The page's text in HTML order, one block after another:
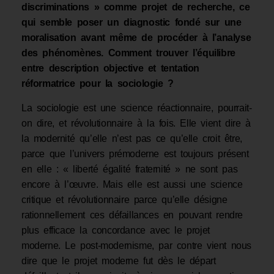
discriminations » comme projet de recherche, ce
qui semble poser un diagnostic fondé sur une
moralisation avant même de procéder à l’analyse
des phénomènes. Comment trouver l’équilibre
entre description objective et tentation
réformatrice pour la sociologie ?
La sociologie est une science réactionnaire, pourrait-
on dire, et révolutionnaire à la fois. Elle vient dire à
la modernité qu’elle n’est pas ce qu’elle croit être,
parce que l’univers prémoderne est toujours présent
en elle : « liberté égalité fraternité » ne sont pas
encore à l’œuvre. Mais elle est aussi une science
critique et révolutionnaire parce qu’elle désigne
rationnellement ces défaillances en pouvant rendre
plus efficace la concordance avec le projet
moderne. Le post-modernisme, par contre vient nous
dire que le projet moderne fut dès le départ